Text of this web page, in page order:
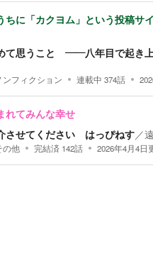
ちに「カクヨム」という投稿サ
て思うこと ――八年目で起き
ンフィクション 連載中 374話
れてみんな幸せ
させてください はっぴねす／
の他 完結済 142話 2026年4月4日